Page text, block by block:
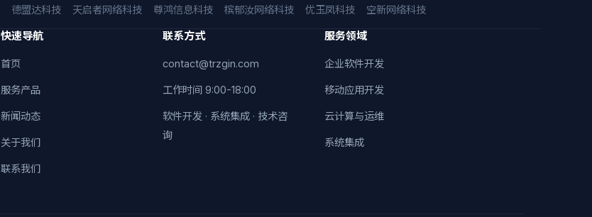
德盟达科技 天启者网络科技 尊鸿信息科技 槟郁汝网络科技 优玉凤科技 空新网络科技
快速导航
首页
服务产品
新闻动态
关于我们
联系我们
联系方式
contact@trzgin.com
工作时间 9:00-18:00
软件开发 · 系统集成 · 技术咨
询
服务领域
企业软件开发
移动应用开发
云计算与运维
系统集成